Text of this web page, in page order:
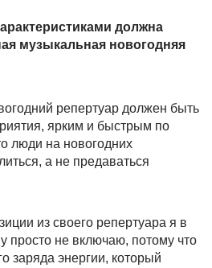
должна
музыкальная новогодняя
репертуар должен быть
ярким и быстрым по
люди на новогодних
а не предаваться
из своего репертуара я в
просто не включаю, потому что
заряда энергии, который